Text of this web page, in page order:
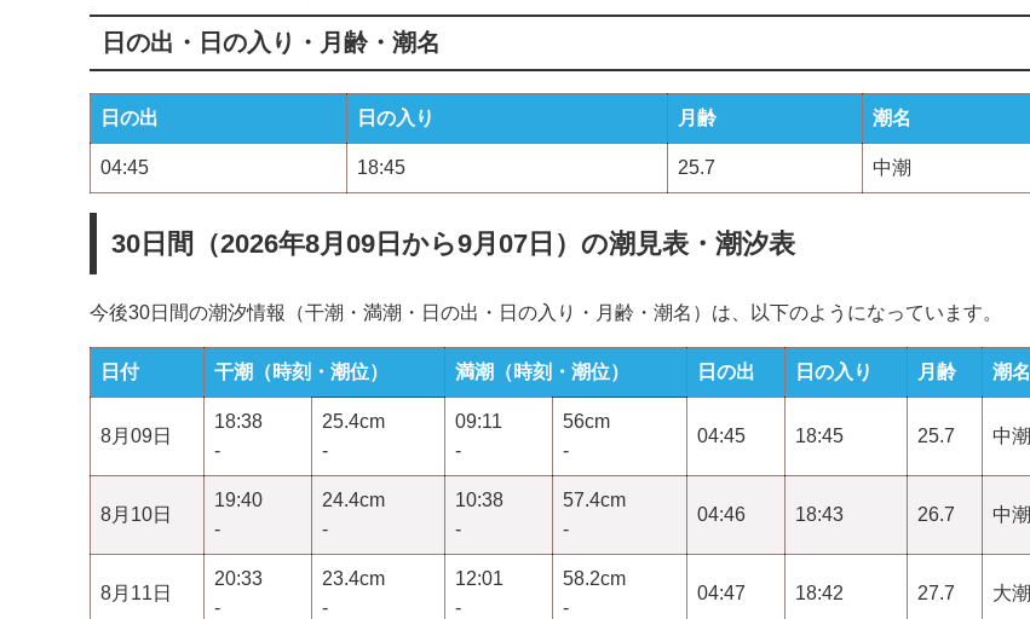
日の出・日の入り・月齢・潮名
日の出 日の入り 月齢 潮名
04:45 18:45 25.7 中潮
30日間（2026年8月09日から9月07日）の潮見表・潮汐表
今後30日間の潮汐情報（干潮・満潮・日の出・日の入り・月齢・潮名）は、以下のようになっています。
日付 干潮（時刻・潮位） 満潮（時刻・潮位） 日の出 日の入り 月齢 潮名
8月09日
18:38
-
25.4cm
-
09:11
-
56cm
-
04:45 18:45 25.7 中潮
8月10日
19:40
-
24.4cm
-
10:38
-
57.4cm
-
04:46 18:43 26.7 中潮
8月11日
20:33
-
23.4cm
-
12:01
-
58.2cm
-
04:47 18:42 27.7 大潮